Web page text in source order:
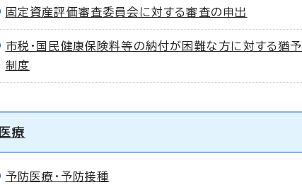
固定資産評価審査委員会に対する審査の申出
市税・国民健康保険料等の納付が困難な方に対する猶予
制度
医療
予防医療・予防接種